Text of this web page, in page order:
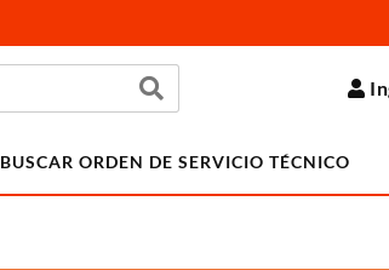
BUSCAR ORDEN DE SERVICIO TÉCNICO